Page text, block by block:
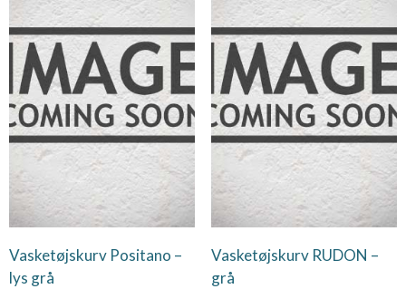
Vasketøjskurv Positano –
lys grå
Vasketøjskurv RUDON –
grå